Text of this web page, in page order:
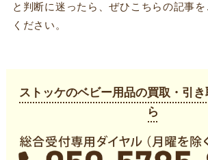
と判断に迷ったら、ぜひこちらの記事
ください。
ストッケのベビー用品の買取・引
ら